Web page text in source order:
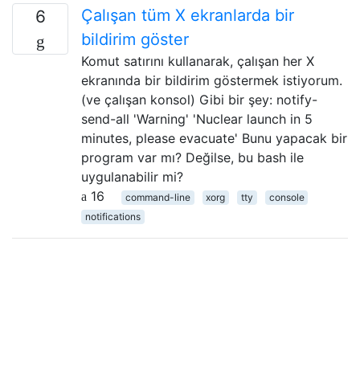
6
Çalışan tüm X ekranlarda bir
bildirim göster
Komut satırını kullanarak, çalışan her X
ekranında bir bildirim göstermek istiyorum.
(ve çalışan konsol) Gibi bir şey: notify-
send-all 'Warning' 'Nuclear launch in 5
minutes, please evacuate' Bunu yapacak bir
program var mı? Değilse, bu bash ile
uygulanabilir mi?
16
command-line xorg tty
console
notifications